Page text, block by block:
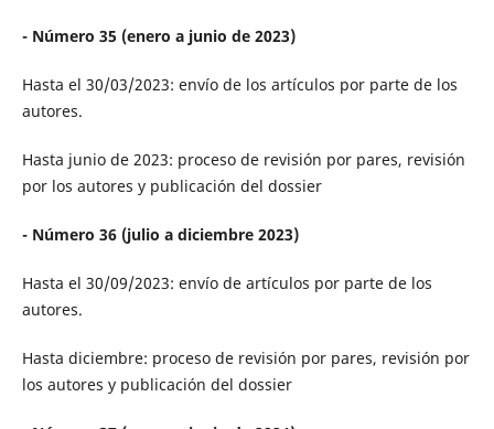
- Número 35 (enero a junio de 2023)
Hasta el 30/03/2023: envío de los artículos por parte de los
autores.
Hasta junio de 2023: proceso de revisión por pares, revisión
por los autores y publicación del dossier
- Número 36 (julio a diciembre 2023)
Hasta el 30/09/2023: envío de artículos por parte de los
autores.
Hasta diciembre: proceso de revisión por pares, revisión por
los autores y publicación del dossier